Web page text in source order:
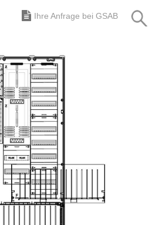
Ihre Anfrage bei GSAB